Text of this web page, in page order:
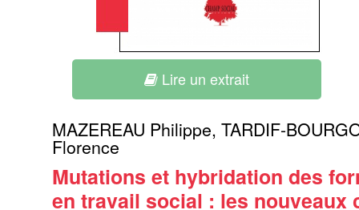
Lire un extrait
MAZEREAU Philippe, TARDIF-
Florence
Mutations et hybridation des
en travail social : les nouveaux